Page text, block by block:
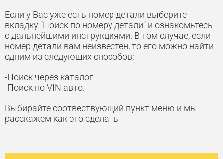
Если у Вас уже есть номер детали выберите
вкладку "Поиск по номеру детали" и ознакомьтесь
с дальнейшими инструкциями. В том случае, если
номер детали вам неизвестен, то его можно найти
одним из следующих способов:
-Поиск через каталог
-Поиск по VIN авто.
Выбирайте соотвествующий пункт меню и мы
расскажем как это сделать